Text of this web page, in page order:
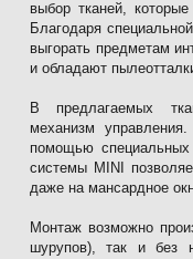
выбор тканей,
Благодаря
выгорать предметам
и обладают
В предлагаемых
механизм
помощью специальных
системы MINI
даже на мансардное
Монтаж возможно
шурупов), так и без